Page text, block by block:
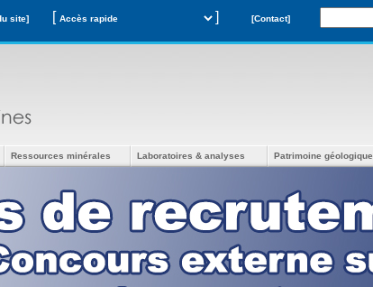
site] [ ] [Contact]
Ressources minérales Laboratoires & analyses Patrimoine géologique